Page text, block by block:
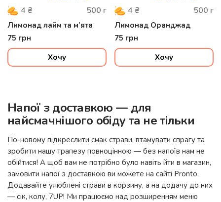
4 ₴ 500 г
Лимонад лайм та м’ята
75 грн
Хочу
4 ₴ 500 г
Лимонад Оранджад
75 грн
Хочу
Напої з доставкою — для
найсмачнішого обіду та не тільки
По-новому підкреслити смак страви, втамувати спрагу та
зробити нашу трапезу повноцінною — без напоїв нам не
обійтися! А щоб вам не потрібно було навіть йти в магазин,
замовити напої з доставкою ви можете на сайті Pronto.
Додавайте улюблені страви в корзину, а на додачу до них
— сік, колу, 7UP! Ми працюємо над розширенням меню